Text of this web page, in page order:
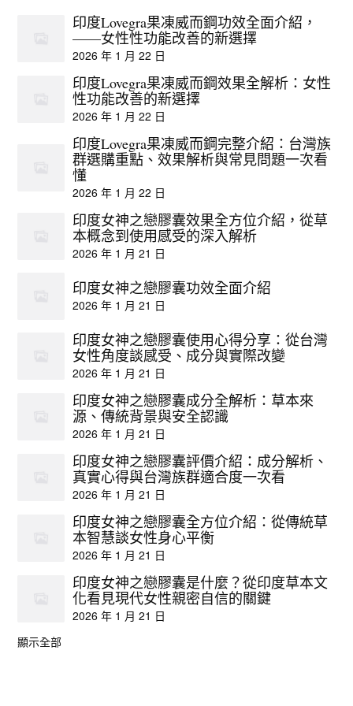
印度Lovegra果凍威而鋼功效全面介紹，
——女性性功能改善的新選擇
2026 年 1 月 22 日
印度Lovegra果凍威而鋼效果全解析：女性
性功能改善的新選擇
2026 年 1 月 22 日
印度Lovegra果凍威而鋼完整介紹：台灣族
群選購重點、效果解析與常見問題一次看
懂
2026 年 1 月 22 日
印度女神之戀膠囊效果全方位介紹，從草
本概念到使用感受的深入解析
2026 年 1 月 21 日
印度女神之戀膠囊功效全面介紹
2026 年 1 月 21 日
印度女神之戀膠囊使用心得分享：從台灣
女性角度談感受、成分與實際改變
2026 年 1 月 21 日
印度女神之戀膠囊成分全解析：草本來
源、傳統背景與安全認識
2026 年 1 月 21 日
印度女神之戀膠囊評價介紹：成分解析、
真實心得與台灣族群適合度一次看
2026 年 1 月 21 日
印度女神之戀膠囊全方位介紹：從傳統草
本智慧談女性身心平衡
2026 年 1 月 21 日
印度女神之戀膠囊是什麼？從印度草本文
化看見現代女性親密自信的關鍵
2026 年 1 月 21 日
顯示全部